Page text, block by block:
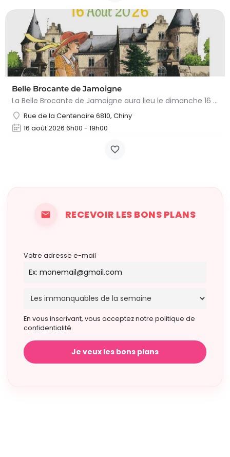
Belle Brocante de Jamoigne
La Belle Brocante de Jamoigne aura lieu le dimanche 16 août 2026 de 6h00 à 18h00, proposant une centaine…
Rue de la Centenaire 6810, Chiny
16 août 2026 6h00 - 19h00
RECEVOIR LES BONS PLANS
Votre adresse e-mail
En vous inscrivant, vous acceptez notre politique de
confidentialité.